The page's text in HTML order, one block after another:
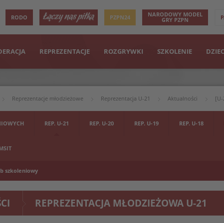
RODO PZPN24 NARODOWY MODEL
GRY PZPN
REPREZENTACJE ROZGRYWKI SZKOLENIE
Reprezentacje młodzieżowe Reprezentacja U-21 Aktualności
REP. U-21 REP. U-20 REP. U-19 REP. U-18
szkoleniowy
REPREZENTACJA MŁODZIEŻOWA U-21